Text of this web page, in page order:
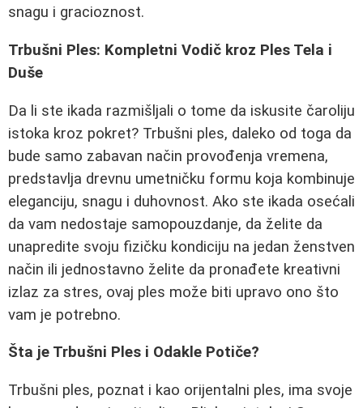
snagu i gracioznost.
Trbušni Ples: Kompletni Vodič kroz Ples Tela i
Duše
Da li ste ikada razmišljali o tome da iskusite čaroliju
istoka kroz pokret? Trbušni ples, daleko od toga da
bude samo zabavan način provođenja vremena,
predstavlja drevnu umetničku formu koja kombinuje
eleganciju, snagu i duhovnost. Ako ste ikada osećali
da vam nedostaje samopouzdanje, da želite da
unapredite svoju fizičku kondiciju na jedan ženstven
način ili jednostavno želite da pronađete kreativni
izlaz za stres, ovaj ples može biti upravo ono što
vam je potrebno.
Šta je Trbušni Ples i Odakle Potiče?
Trbušni ples, poznat i kao orijentalni ples, ima svoje